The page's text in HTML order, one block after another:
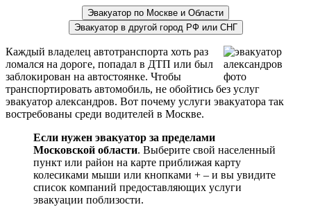
Эвакуатор по Москве и Области
Эвакуатор в другой город РФ или СНГ
Каждый владелец автотранспорта хоть раз
ломался на дороге, попадал в ДТП или был
заблокирован на автостоянке. Чтобы
транспортировать автомобиль, не обойтись без услуг
эвакуатор александров. Вот почему услуги эвакуатора так
востребованы среди водителей в Москве.
Если нужен эвакуатор за пределами
Московской области. Выберите свой населенный
пункт или район на карте приближая карту
колесиками мыши или кнопками + – и вы увидите
список компаний предоставляющих услуги
эвакуации поблизости.